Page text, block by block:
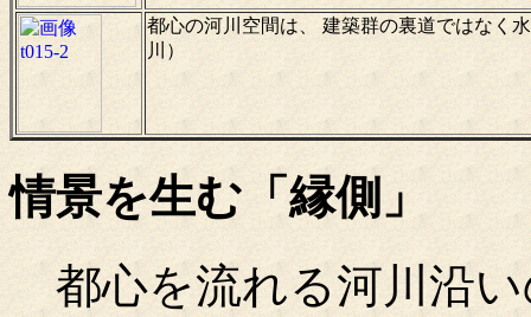
都心の河川空間は、 建築群の裏道ではなく
川）
情景を生む「縁側」
都心を流れる河川沿い